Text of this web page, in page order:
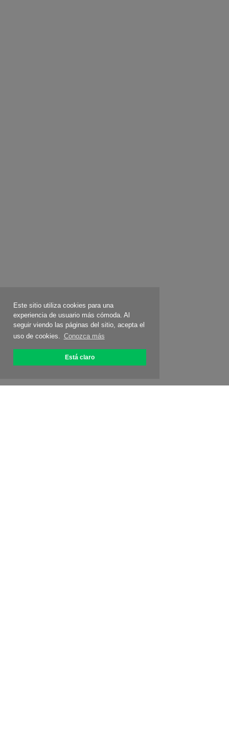
Este sitio utiliza cookies para una
experiencia de usuario más cómoda. Al
seguir viendo las páginas del sitio, acepta el
uso de cookies. Conozca más
Está claro